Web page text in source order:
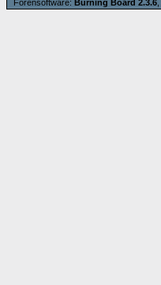
Forensoftware: Burning Board 2.3.6